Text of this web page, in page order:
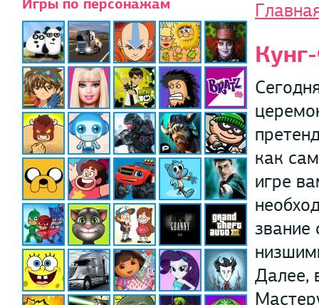
как
игре
звание
Далее,